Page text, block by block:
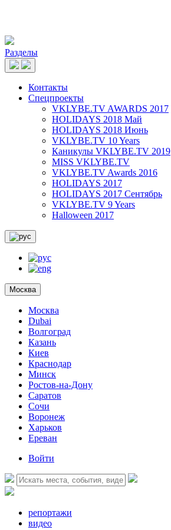
Разделы
Контакты
Спецпроекты
VKLYBE.TV AWARDS 2017
HOLIDAYS 2018 Май
HOLIDAYS 2018 Июнь
VKLYBE.TV 10 Years
Каникулы VKLYBE.TV 2019
MISS VKLYBE.TV
VKLYBE.TV Awards 2016
HOLIDAYS 2017
HOLIDAYS 2017 Сентябрь
VKLYBE.TV 9 Years
Halloween 2017
Москва
Москва
Dubai
Волгоград
Казань
Киев
Краснодар
Минск
Ростов-на-Дону
Саратов
Сочи
Воронеж
Харьков
Ереван
Войти
репортажи
видео